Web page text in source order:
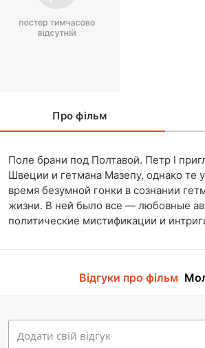
Про фільм
Поле брани под Полтавой. Петр I
Швеции и гетмана Мазепу, однако те
время безумной гонки в сознании
жизни. В ней было все — любовные
политические мистификации и
Відгуки про фільм